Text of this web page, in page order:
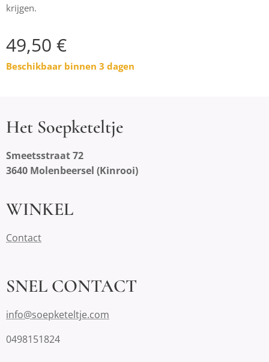
krijgen.
49,50 €
Beschikbaar binnen 3 dagen
Het Soepketeltje
Smeetsstraat 72
3640 Molenbeersel (Kinrooi)
WINKEL
Contact
SNEL CONTACT
info@soepketeltje.com
0498151824